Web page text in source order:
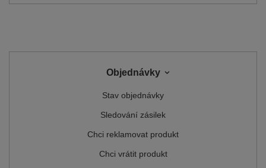
Objednávky
Stav objednávky
Sledování zásilek
Chci reklamovat produkt
Chci vrátit produkt